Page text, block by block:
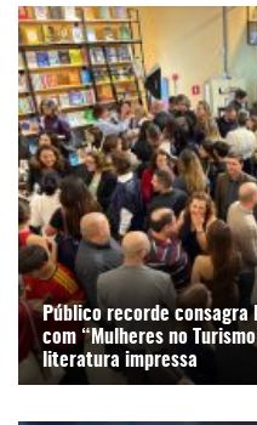
Público recorde consagra
com “Mulheres no
literatura impressa